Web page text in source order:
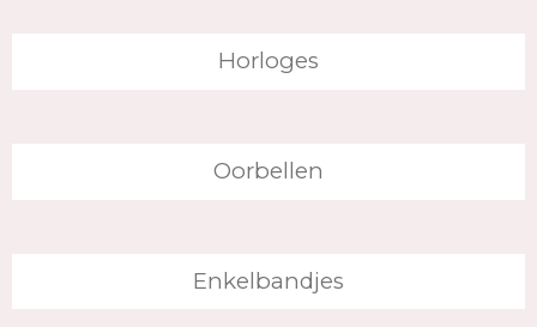
Horloges
Oorbellen
Enkelbandjes